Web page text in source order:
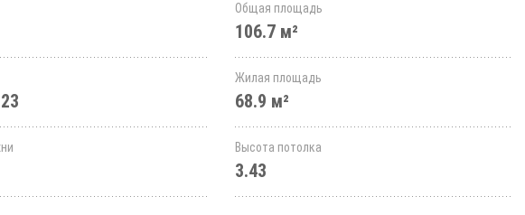
Общая площадь
106.7 м²
Жилая площадь
68.9 м²
Высота потолка
3.43